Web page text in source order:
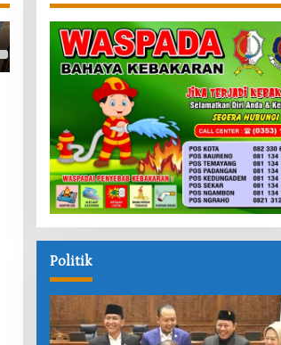
‎Ribuan
Peserta
o, Cantika
Wahono
Tekankan
Hak Anak
Semarak
HUT ke-81
RI di
Kepohbar
u,
Beragam
Lomba
Digelar
Sepanjang
Agustus
2026
‎PORPAMD
A Jatim
2026
Resmi
Dibuka,
Wabup
Bojonegor
o
Tekankan
Pentingny
a Akses
Air Bersih
Politik